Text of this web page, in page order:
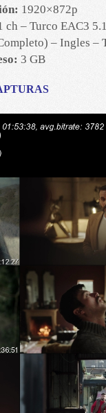
1920×872p
– Turco EAC3
– Ingles –
3 GB